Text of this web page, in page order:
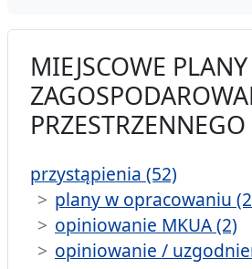
MIEJSCOWE PLANY
PRZESTRZENNEGO
przystąpienia (52)
plany w opracowaniu
opiniowanie MKUA (2)
opiniowanie /